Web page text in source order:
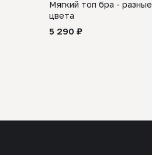
Мягкий топ бра - разные
цвета
5 290 ₽